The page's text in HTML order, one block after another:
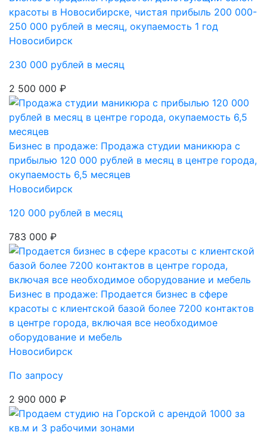
красоты в Новосибирске, чистая прибыль 200 000-
250 000 рублей в месяц, окупаемость 1 год
Новосибирск
230 000 рублей в месяц
2 500 000 ₽
Бизнес в продаже: Продажа студии маникюра с
прибылью 120 000 рублей в месяц в центре города,
окупаемость 6,5 месяцев
Новосибирск
120 000 рублей в месяц
783 000 ₽
Бизнес в продаже: Продается бизнес в сфере
красоты с клиентской базой более 7200 контактов
в центре города, включая все необходимое
оборудование и мебель
Новосибирск
По запросу
2 900 000 ₽